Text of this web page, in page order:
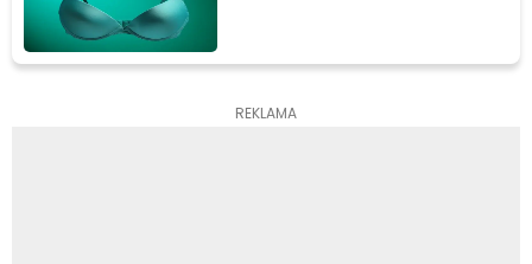
REKLAMA